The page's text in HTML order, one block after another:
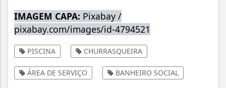
IMAGEM CAPA: Pixabay /
pixabay.com/images/id-4794521
PISCINA CHURRASQUEIRA
ÁREA DE SERVIÇO BANHEIRO SOCIAL